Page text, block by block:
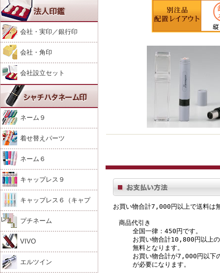
会社・実印／銀行印
会社・角印
会社設立セット
ネーム９
着せ替えパーツ
ネーム６
キャップレス９
キャップレス６（キャプ
レ） プチネーム
VIVO
エルツイン
お買い物合計7,000円以上で送料は
商品代引き
全国一律：450円です。
お買い物合計10,800円以上
無料となります。
お買い物合計が7,000円以下
が必要になります。